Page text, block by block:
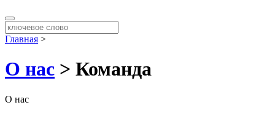
Главная >
О нас > Команда
О нас